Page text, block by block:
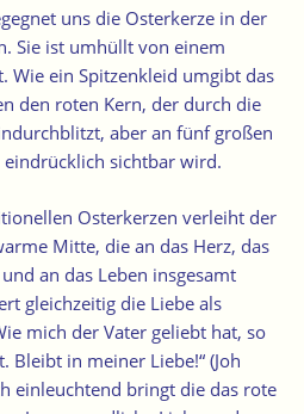
uns die Osterkerze in der
Sie ist umhüllt von einem
Wie ein Spitzenkleid umgibt das
den roten Kern, der durch die
aber an fünf großen
sichtbar wird.
Osterkerzen verleiht der
Mitte, die an das Herz, das
an das Leben insgesamt
gleichzeitig die Liebe als
mich der Vater geliebt hat, so
Bleibt in meiner Liebe!“ (Joh
einleuchtend bringt die das rote